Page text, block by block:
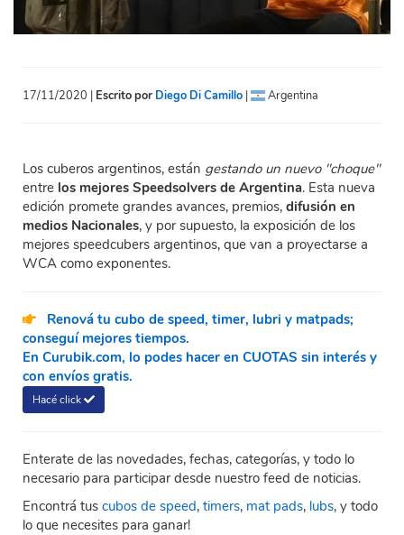
17/11/2020 | Escrito por Diego Di Camillo | Argentina
Los cuberos argentinos, están gestando un nuevo "choque"
entre los mejores Speedsolvers de Argentina. Esta nueva
edición promete grandes avances, premios, difusión en
medios Nacionales, y por supuesto, la exposición de los
mejores speedcubers argentinos, que van a proyectarse a
WCA como exponentes.
Renová tu cubo de speed, timer, lubri y matpads;
conseguí mejores tiempos.
En Curubik.com, lo podes hacer en CUOTAS sin interés y
con envíos gratis.
Hacé click
Enterate de las novedades, fechas, categorías, y todo lo
necesario para participar desde nuestro feed de noticias.
Encontrá tus cubos de speed, timers, mat pads, lubs, y todo
lo que necesites para ganar!